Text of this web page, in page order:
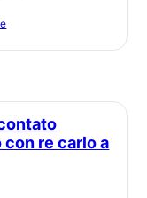
re carlo a